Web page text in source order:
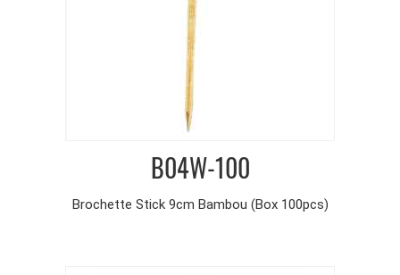
B04W-100
Brochette Stick 9cm Bambou (Box 100pcs)